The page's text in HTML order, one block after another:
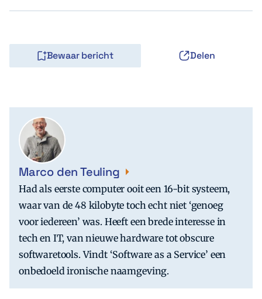
Bewaar bericht Delen
Marco den Teuling
Had als eerste computer ooit een 16-bit systeem,
waar van de 48 kilobyte toch echt niet ‘genoeg
voor iedereen’ was. Heeft een brede interesse in
tech en IT, van nieuwe hardware tot obscure
softwaretools. Vindt ‘Software as a Service’ een
onbedoeld ironische naamgeving.